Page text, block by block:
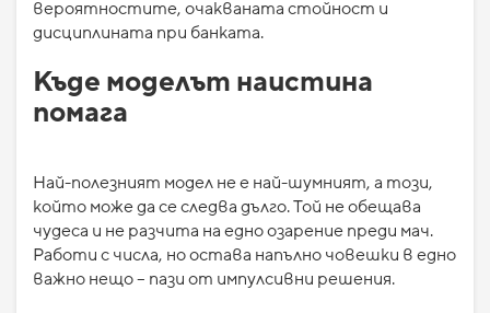
вероятностите, очакваната стойност и
дисциплината при банката.
Къде моделът наистина
помага
Най-полезният модел не е най-шумният, а този,
който може да се следва дълго. Той не обещава
чудеса и не разчита на едно озарение преди мач.
Работи с числа, но остава напълно човешки в едно
важно нещо – пази от импулсивни решения.